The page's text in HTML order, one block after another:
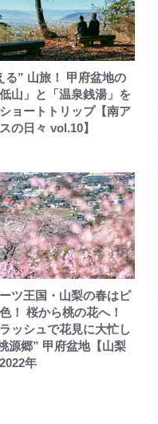
る” 山旅！ 甲府盆地の
低山」と「温泉銭湯」を
ョートトリップ【南ア
の日々 vol.10】
ツ王国・山梨の春はピ
！ 桜から桃の花へ！
ッシュで花見に大忙し
源郷” 甲府盆地【山梨
年